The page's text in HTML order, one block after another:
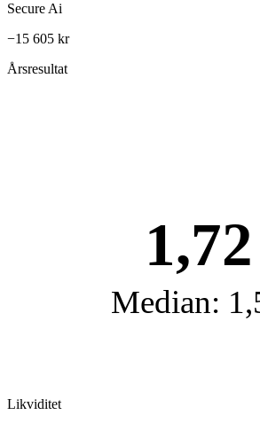
Secure Ai
−15 605 kr
Årsresultat
1,72
Median:
Likviditet